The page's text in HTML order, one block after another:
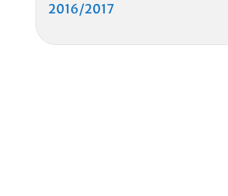
2016/2017